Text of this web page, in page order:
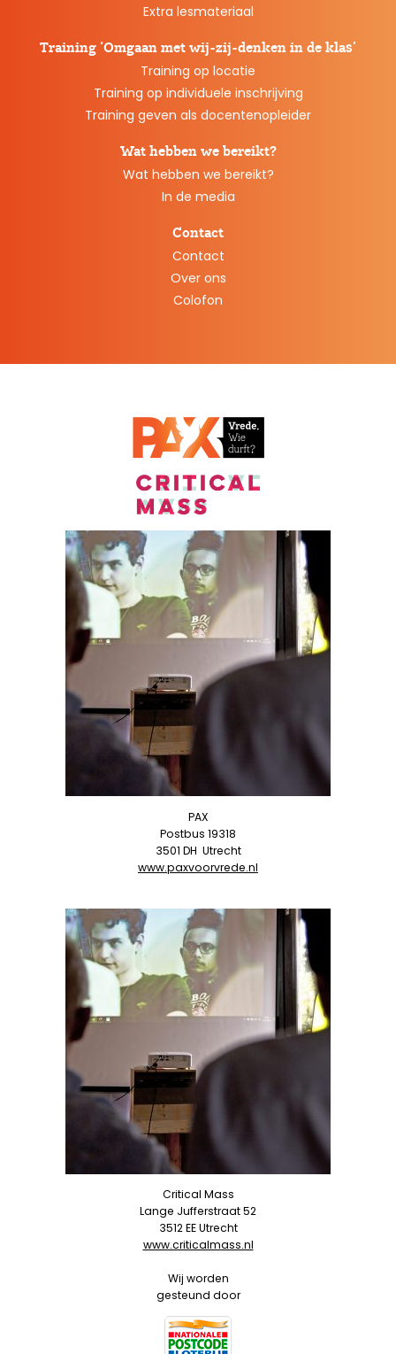
Extra lesmateriaal
Training ‘Omgaan met wij-zij-denken in de klas’
Training op locatie
Training op individuele inschrijving
Training geven als docentenopleider
Wat hebben we bereikt?
Wat hebben we bereikt?
In de media
Contact
Contact
Over ons
Colofon
PAX
Postbus 19318
3501 DH Utrecht
www.paxvoorvrede.nl
Critical Mass
Lange Jufferstraat 52
3512 EE Utrecht
www.criticalmass.nl
Wij worden
gesteund door